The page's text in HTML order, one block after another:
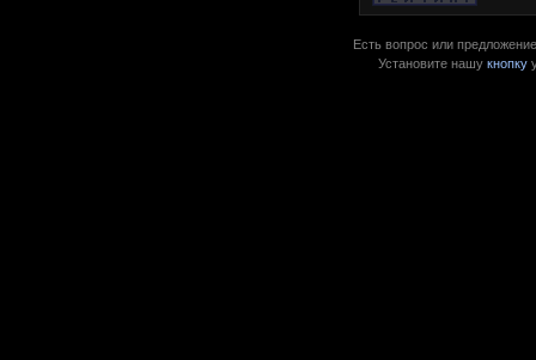
Есть вопрос или
Установите нашу кнопку